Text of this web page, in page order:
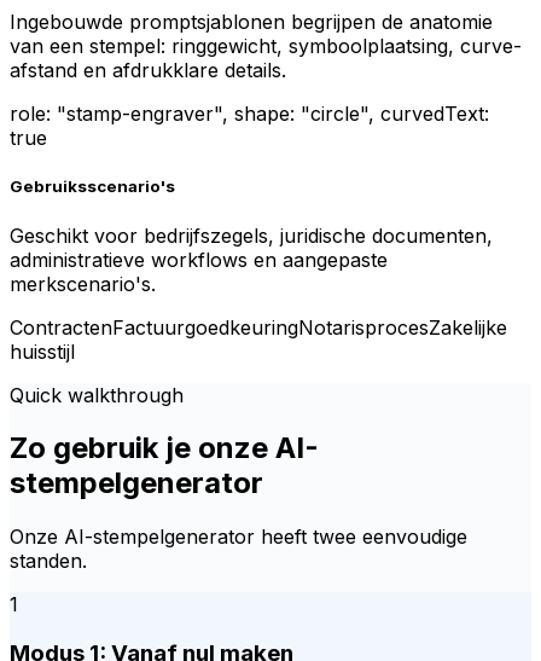
Ingebouwde promptsjablonen begrijpen de anatomie
van een stempel: ringgewicht, symboolplaatsing, curve-
afstand en afdrukklare details.
role: "stamp-engraver", shape: "circle", curvedText:
true
Gebruiksscenario's
Geschikt voor bedrijfszegels, juridische documenten,
administratieve workflows en aangepaste
merkscenario's.
ContractenFactuurgoedkeuringNotarisprocesZakelijke
huisstijl
Quick walkthrough
Zo gebruik je onze AI-
stempelgenerator
Onze AI-stempelgenerator heeft twee eenvoudige
standen.
1
Modus 1: Vanaf nul maken